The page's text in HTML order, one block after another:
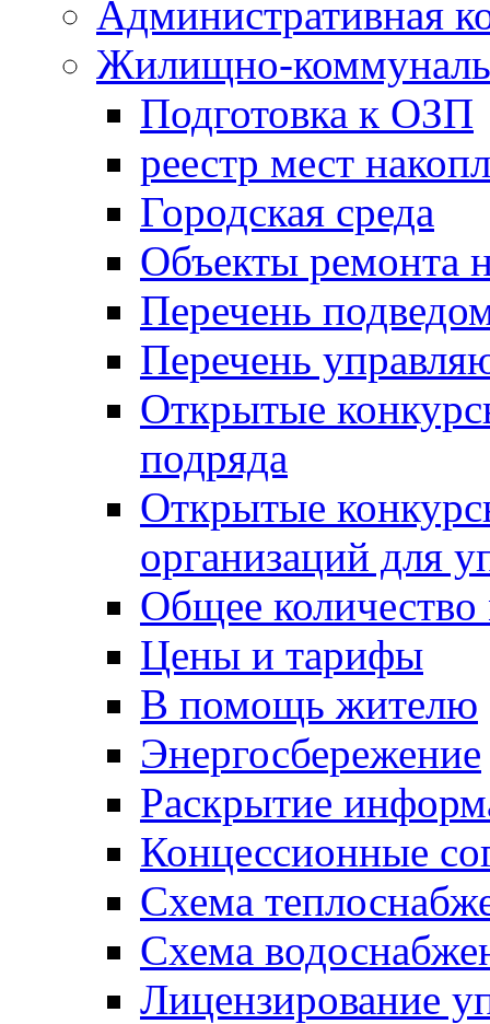
Административная
Жилищно-
Подготовка к ОЗП
реестр мест
Городская среда
Объекты ремонта
Перечень
Перечень
Открытые
подряда
Открытые
организаций для
Общее
Цены и тарифы
В помощь жителю
Энергосбережение
Раскрытие
Концессионные
Схема
Схема
Лицензирование